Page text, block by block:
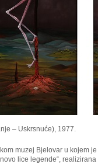
– Uskrsnuće), 1977.
muzej Bjelovar u kojem
lice legende“,